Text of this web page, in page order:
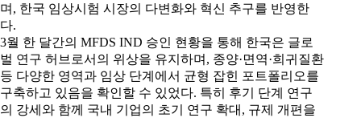
며, 한국 임상시험 시장의 다변화와 혁신 추구를 반영한
다.
3월 한 달간의 MFDS IND 승인 현황을 통해 한국은 글로
벌 연구 허브로서의 위상을 유지하며, 종양·면역·희귀질환
등 다양한 영역과 임상 단계에서 균형 잡힌 포트폴리오를
구축하고 있음을 확인할 수 있었다. 특히 후기 단계 연구
의 강세와 함께 국내 기업의 초기 연구 확대, 규제 개편을